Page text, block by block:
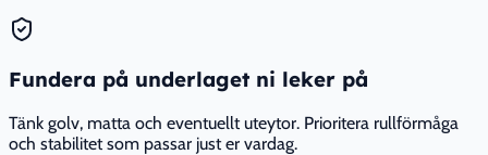
Fundera på underlaget ni leker på
Tänk golv, matta och eventuellt uteytor. Prioritera rullförmåga
och stabilitet som passar just er vardag.